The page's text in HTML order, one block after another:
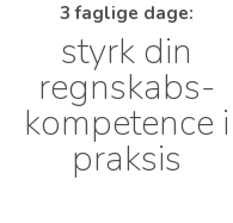
3 faglige dage:
styrk din
regnskabs-
kompetence i
praksis